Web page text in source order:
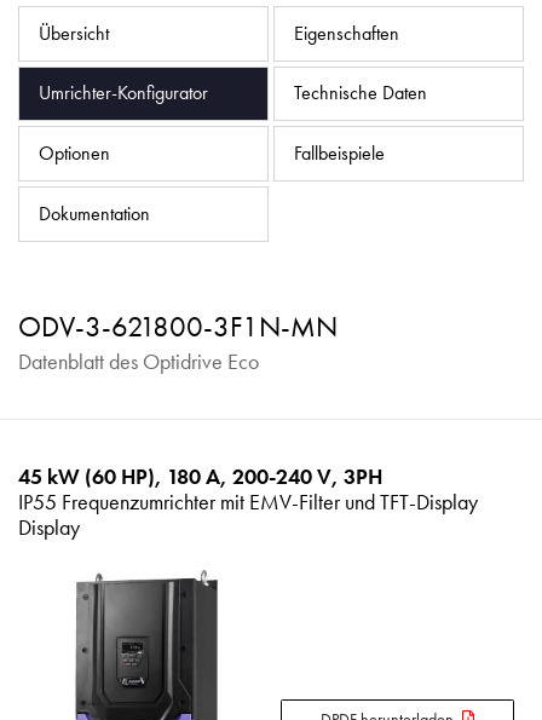
Übersicht Eigenschaften
Umrichter-Konfigurator Technische Daten
Optionen Fallbeispiele
Dokumentation
ODV-3-621800-3F1N-MN
Datenblatt des Optidrive Eco
45 kW (60 HP), 180 A, 200-240 V, 3PH
IP55 Frequenzumrichter mit EMV-Filter und TFT-Display
Display
Datenschutzrichtlinie
Sitemap